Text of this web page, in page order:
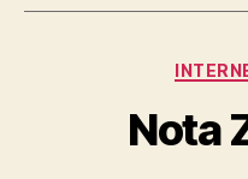
Nota